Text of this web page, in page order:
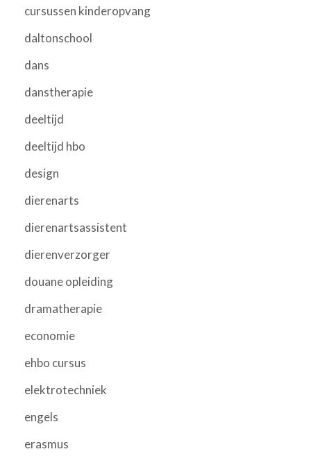
cursussen kinderopvang
daltonschool
dans
danstherapie
deeltijd
deeltijd hbo
design
dierenarts
dierenartsassistent
dierenverzorger
douane opleiding
dramatherapie
economie
ehbo cursus
elektrotechniek
engels
erasmus